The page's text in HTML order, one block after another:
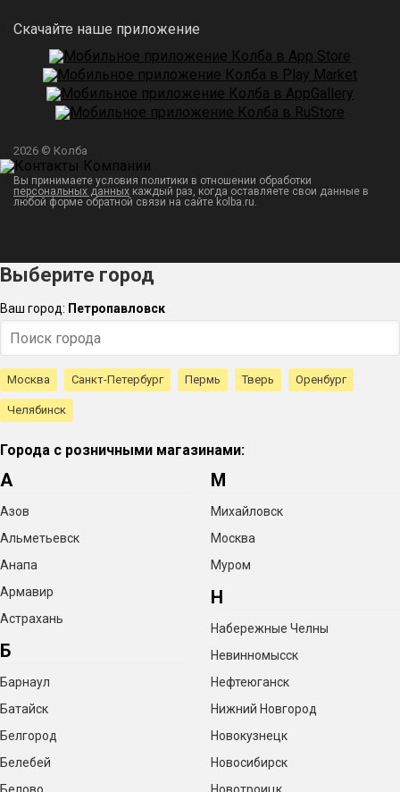
Скачайте наше приложение
2026 © Колба
Вы принимаете условия политики в отношении обработки
персональных данных каждый раз, когда оставляете свои данные в
любой форме обратной связи на сайте kolba.ru.
Выберите город
Ваш город: Петропавловск
Москва Санкт-Петербург Пермь Тверь Оренбург
Челябинск
Города с розничными магазинами:
А
Азов
Альметьевск
Анапа
Армавир
Астрахань
Б
Барнаул
Батайск
Белгород
Белебей
М
Михайловск
Москва
Муром
Н
Набережные Челны
Невинномысск
Нефтеюганск
Нижний Новгород
Новокузнецк
Новосибирск